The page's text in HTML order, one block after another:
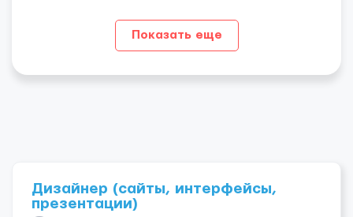
Показать еще
Дизайнер (сайты, интерфейсы,
презентации)